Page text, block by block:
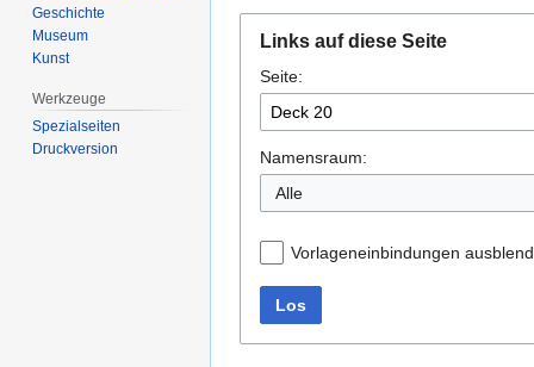
Navigation
springen
Suche
springen
Links auf diese Seite
Seite:
Namensraum:
Alle
Vorlageneinbindungen
Los
Geschichte
Museum
Kunst
Werkzeuge
Spezialseiten
Druckversion